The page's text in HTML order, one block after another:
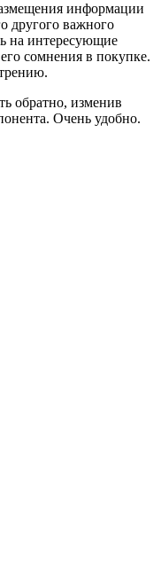
информации
другого важного
на интересующие
сомнения в покупке.
обратно, изменив
Очень удобно.